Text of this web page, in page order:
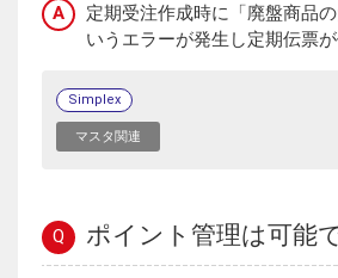
A
定期受注作成時に「廃盤商品
いうエラーが発生し定期伝票
Simplex
マスタ関連
Q ポイント管理は可能